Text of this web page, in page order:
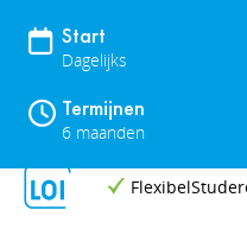
Start
Dagelijks
Termijnen
6 maanden